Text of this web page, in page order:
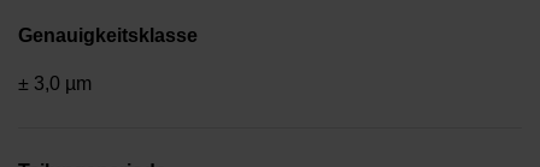
Genauigkeitsklasse
± 3,0 µm